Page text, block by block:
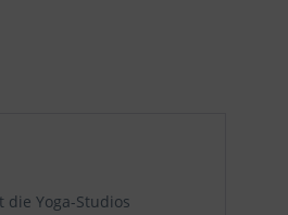
Yoga-Studios